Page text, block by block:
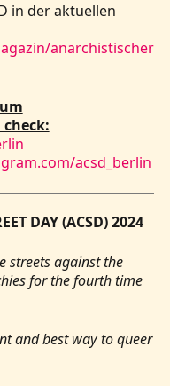
in der aktuellen
anarchistischer
check:
acsd_berlin
DAY (ACSD) 2024
streets against the
for the fourth time
and best way to queer